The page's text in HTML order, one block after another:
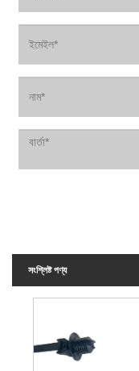
সংশ্লিষ্ট পণ্য